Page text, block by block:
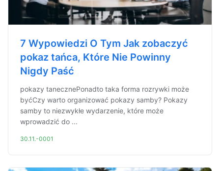
7 Wypowiedzi O Tym Jak zobaczyć
pokaz tańca, Które Nie Powinny
Nigdy Paść
pokazy tanecznePonadto taka forma rozrywki może
byćCzy warto organizować pokazy samby? Pokazy
samby to niezwykłe wydarzenie, które może
wprowadzić do ...
30.11.-0001